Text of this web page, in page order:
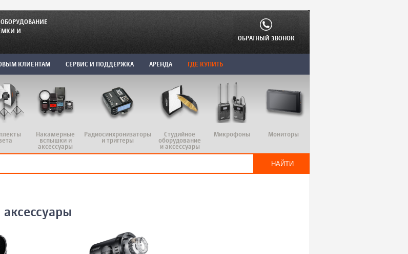
И
ОБРАТНЫЙ ЗВОНОК
КЛИЕНТАМ СЕРВИС И ПОДДЕРЖКА АРЕНДА ГДЕ КУПИТЬ
Накамерные
вспышки и
аксессуары
Радиосинхронизаторы
и триггеры
Студийное
оборудование
и аксессуары
Микрофоны Мониторы